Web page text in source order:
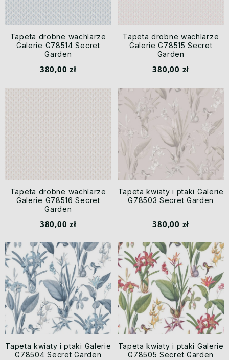
Tapeta drobne wachlarze
Galerie G78514 Secret
Garden
380,00 zł
Tapeta drobne wachlarze
Galerie G78515 Secret
Garden
380,00 zł
Tapeta drobne wachlarze
Galerie G78516 Secret
Garden
380,00 zł
Tapeta kwiaty i ptaki Galerie
G78503 Secret Garden
380,00 zł
Tapeta kwiaty i ptaki Galerie
G78504 Secret Garden
Tapeta kwiaty i ptaki Galerie
G78505 Secret Garden